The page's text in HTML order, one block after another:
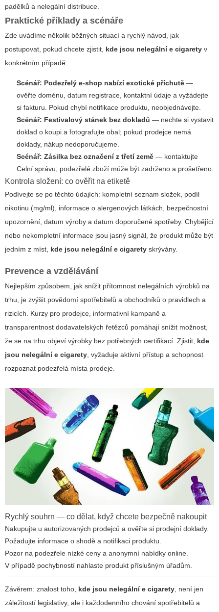
padělků a nelegální distribuce.
Praktické příklady a scénáře
Zde uvádíme několik běžných situací a rychlý návod, jak
postupovat, pokud chcete zjistit, kde jsou nelegální e cigarety v
konkrétním případě:
Scénář: Podezřelý e‑shop nabízí exotické příchutě —
ověřte doménu, datum registrace, kontaktní údaje a vyžádejte
si fakturu. Pokud chybí notifikace produktu, neobjednávejte.
Scénář: Festivalový stánek bez dokladů — nechte si vystavit
doklad o koupi a fotografujte obal; pokud prodejce nemá
doklady, nákup nedoporučujeme.
Scénář: Zásilka bez označení z třetí země — kontaktujte
Celní správu; podezřelé zboží může být zadrženo a prošetřeno.
Kontrola složení: co ověřit na etiketě
Podívejte se po těchto údajích: kompletní seznam složek, podíl
nikotinu (mg/ml), informace o alergenových látkách, bezpečnostní
upozornění, datum výroby a datum doporučené spotřeby. Chybějící
nebo nekompletní informace jsou jasný signál, že produkt může být
jedním z míst, kde jsou nelegální e cigarety skrývány.
Prevence a vzdělávání
Nejlepším způsobem, jak snížit přítomnost nelegálních výrobků na
trhu, je zvýšit povědomí spotřebitelů a obchodníků o pravidlech a
rizicích. Kurzy pro prodejce, informativní kampaně a
transparentnost dodavatelských řetězců pomáhají snížit možnost,
že se na trhu objeví výrobky bez potřebných certifikací. Zjistit, kde
jsou nelegální e cigarety , vyžaduje aktivní přístup a schopnost
rozpoznat podezřelá místa prodeje.
Rychlý souhrn — co dělat, když chcete bezpečně nakoupit
Nakupujte u autorizovaných prodejců a ověřte si prodejní doklady.
Požadujte informace o shodě a notifikaci produktu.
Pozor na podezřele nízké ceny a anonymní nabídky online.
V případě pochybností nahlaste produkt příslušným úřadům.
Závěrem: znalost toho, kde jsou nelegální e cigarety , není jen
záležitostí legislativy, ale i každodenního chování spotřebitelů a